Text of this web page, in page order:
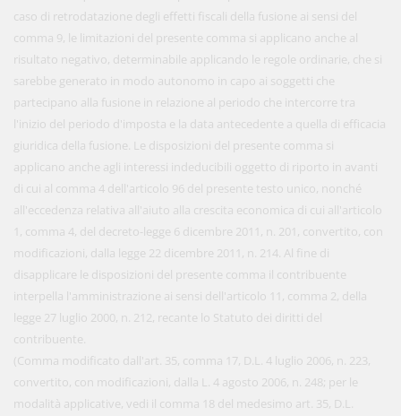
caso di retrodatazione degli effetti fiscali della fusione ai sensi del
comma 9, le limitazioni del presente comma si applicano anche al
risultato negativo, determinabile applicando le regole ordinarie, che si
sarebbe generato in modo autonomo in capo ai soggetti che
partecipano alla fusione in relazione al periodo che intercorre tra
l'inizio del periodo d'imposta e la data antecedente a quella di efficacia
giuridica della fusione. Le disposizioni del presente comma si
applicano anche agli interessi indeducibili oggetto di riporto in avanti
di cui al comma 4 dell'articolo 96 del presente testo unico, nonché
all'eccedenza relativa all'aiuto alla crescita economica di cui all'articolo
1, comma 4, del decreto-legge 6 dicembre 2011, n. 201, convertito, con
modificazioni, dalla legge 22 dicembre 2011, n. 214. Al fine di
disapplicare le disposizioni del presente comma il contribuente
interpella l'amministrazione ai sensi dell'articolo 11, comma 2, della
legge 27 luglio 2000, n. 212, recante lo Statuto dei diritti del
contribuente.
(Comma modificato dall'art. 35, comma 17, D.L. 4 luglio 2006, n. 223,
convertito, con modificazioni, dalla L. 4 agosto 2006, n. 248; per le
modalità applicative, vedi il comma 18 del medesimo art. 35, D.L.